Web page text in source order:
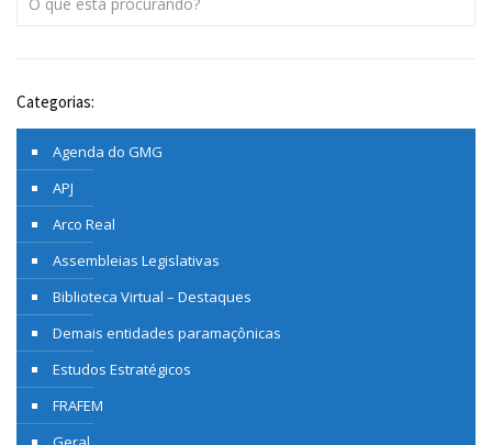
Categorias:
Agenda do GMG
APJ
Arco Real
Assembleias Legislativas
Biblioteca Virtual – Destaques
Demais entidades paramaçônicas
Estudos Estratégicos
FRAFEM